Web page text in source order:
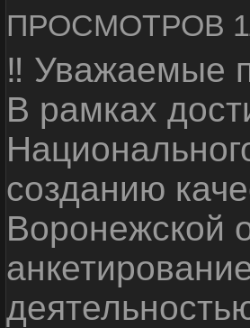
ПРОСМОТРОВ
‼ Уважаемые
В рамках
созданию
Воронежской